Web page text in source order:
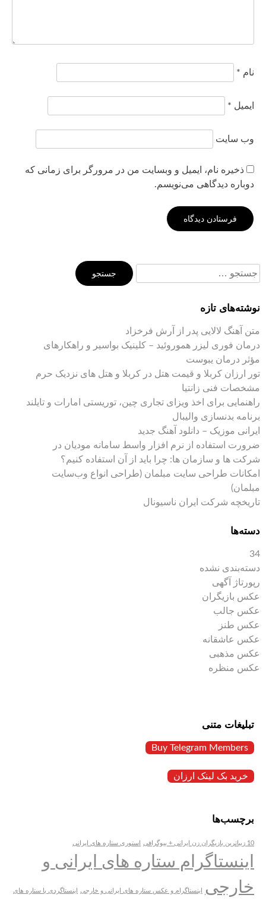
نام *
ایمیل *
وب‌ سایت
ذخیره نام، ایمیل و وبسایت من در مرورگر برای زمانی که
دوباره دیدگاهی می‌نویسم.
جستجو
برای:
نوشته‌های تازه
متن آهنگ لالایی پدر از آرش فرخزاد
درمان فوری لیزر هموروئید – کلینیک بواسیر و راهکارهای
مؤثر درمان یبوست
تور ارزان کربلا و قیمت هتل در کربلا و هتل های نزدیک حرم
مشخصات فنی زانتیا
راهنمایی برای اخذ ویزای تجاری چین، توریستی امارات و تایلند
برنامه بدنسازی والیبال
ایرانی موزیک – دانلود آهنگ جدید
ضرورت استفاده از نرم افزار واسط سامانه مودیان در
شرکت ها و سازمان ها: چرا باید از آن استفاده کنیم؟
امکانات طراحی سایت مبلمان (طراحی انواع وب‌سایت
مبلمان)
تاریخچه شرکت ایران ناسیونال
دسته‌ها
34
دسته‌بندی نشده
رپورتاژ آگهی
عکس بازیگران
عکس جالب
عکس طنز
عکس عاشقانه
عکس مذهبی
عکس منظره
تبلیغات متنی
Buy Telegram Members
خرید بک لینک ارزان
برچسب‌ها
10 زیباترین بازیگران زن ایرانی + بیوگرافی استوری ستاره های ایرانی
اینستاگرام ستاره های ایرانی و
خارجی
اینستاگرام و عکس ستاره های ایرانی و خارجی اینستاگردی با ستاره های